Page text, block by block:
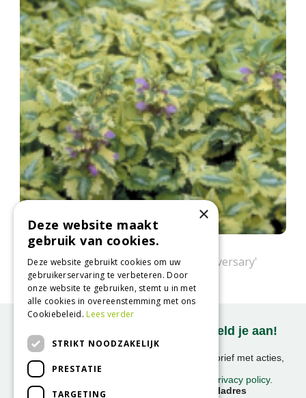
Gevlekte dovenetel
Lamium maculatum 'Golden Anniversary'
Onze nieuwsbrief ontvangen? Meld je aan!
Ontvang ongeveer 1x per week onze nieuwsbrief met acties,
We slaan uw gegevens op conform onze
privacy policy.
Voornaam
E-mailadres
×
Deze website maakt
gebruik van cookies.
Deze website gebruikt cookies om uw
gebruikerservaring te verbeteren. Door
onze website te gebruiken, stemt u in met
alle cookies in overeenstemming met ons
Cookiebeleid.Lees verder
STRIKT NOODZAKELIJK
PRESTATIE
TARGETING